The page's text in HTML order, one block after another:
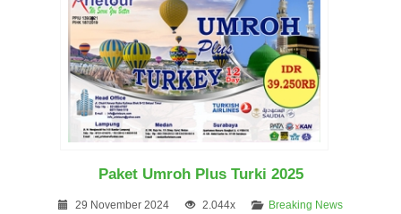
Paket Umroh Plus Turki 2025
29 November 2024 2.044x Breaking News